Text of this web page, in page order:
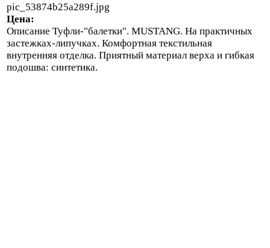
pic_53874b25a289f.jpg
Цена:
Описание Туфли-"балетки". MUSTANG. На практичных
застежках-липучках. Комфортная текстильная
внутренняя отделка. Приятный материал верха и гибкая
подошва: синтетика.